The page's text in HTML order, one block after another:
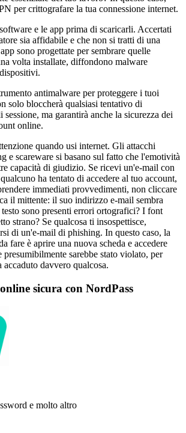
per crittografare la tua connessione internet.
e le app prima di scaricarli. Accertati
sia affidabile e che non si tratti di una
sono progettate per sembrare quelle
volta installate, diffondono malware
antimalware per proteggere i tuoi
solo bloccherà qualsiasi tentativo di
sessione, ma garantirà anche la sicurezza dei
online.
quando usi internet. Gli attacchi
e scareware si basano sul fatto che l'emotività
capacità di giudizio. Se ricevi un'e-mail con
ha tentato di accedere al tuo account,
immediati provvedimenti, non cliccare
il mittente: il suo indirizzo e-mail sembra
sono presenti errori ortografici? I font
strano? Se qualcosa ti insospettisce,
di un'e-mail di phishing. In questo caso, la
fare è aprire una nuova scheda e accedere
presumibilmente sarebbe stato violato, per
accaduto davvero qualcosa.
sicura con NordPass
e molto altro